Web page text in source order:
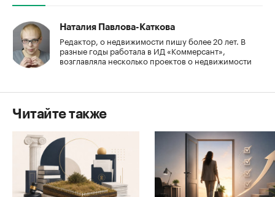
Наталия Павлова-Каткова
Редактор, о недвижимости пишу более 20 лет. В
разные годы работала в ИД «Коммерсант»,
возглавляла несколько проектов о недвижимости
Читайте также